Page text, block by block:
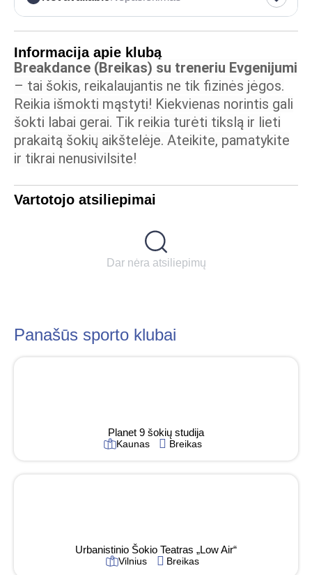
Informacija apie klubą
Breakdance (Breikas) su treneriu Evgenijumi
– tai šokis, reikalaujantis ne tik fizinės jėgos.
Reikia išmokti mąstyti! Kiekvienas norintis gali
šokti labai gerai. Tik reikia turėti tikslą ir lieti
prakaitą šokių aikštelėje. Ateikite, pamatykite
ir tikrai nenusivilsite!
Vartotojo atsiliepimai
Dar nėra atsiliepimų
Panašūs sporto klubai
Planet 9 šokių studija
Kaunas Breikas
Urbanistinio Šokio Teatras „Low Air“
Vilnius Breikas